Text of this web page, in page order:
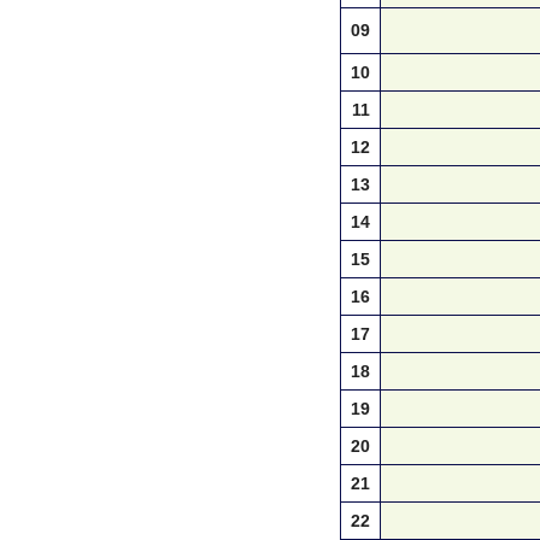
09
10
11
12
13
14
15
16
17
18
19
20
21
22